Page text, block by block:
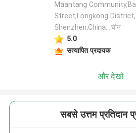
Maantang
Street,Longkong District,
Shenzhen,China. ,चीन
5.0
सत्यापित प्रदायक
और देखो
सबसे उत्तम प्रतिदान